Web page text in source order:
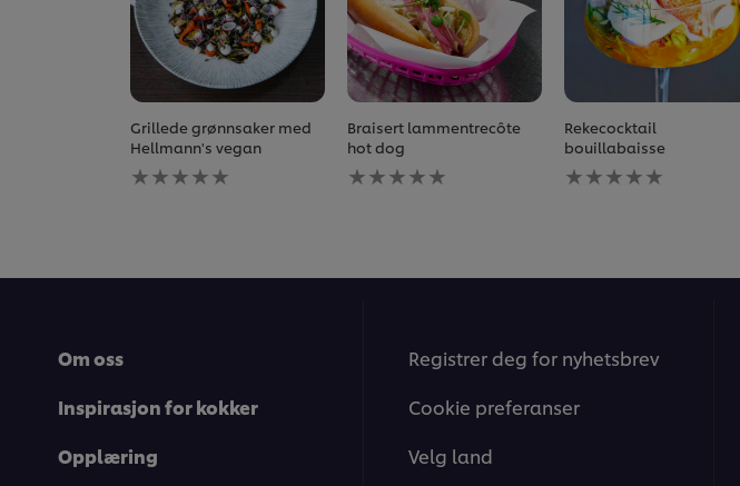
Grillede grønnsaker med
Hellmann's vegan
Ingen
vurderinger
Braisert lammentrecôte
hot dog
Ingen
vurderinger
Rekecocktail
bouillabaisse
Ingen
vurderinger
Om oss
Inspirasjon for kokker
Opplæring
Registrer deg for nyhetsbrev
Cookie preferanser
Velg land